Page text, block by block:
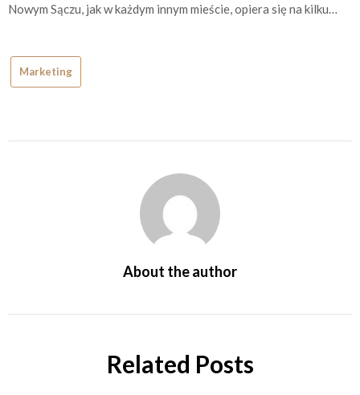
Nowym Sączu, jak w każdym innym mieście, opiera się na kilku…
Marketing
About the author
Related Posts